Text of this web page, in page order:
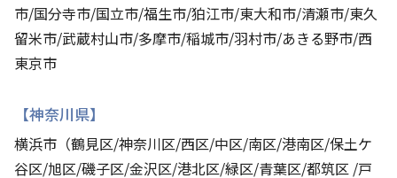
市/国分寺市/国立市/福生市/狛江市/東大和市/清瀬市/東久
留米市/武蔵村山市/多摩市/稲城市/羽村市/あきる野市/西
東京市
【神奈川県】
横浜市（鶴見区/神奈川区/西区/中区/南区/港南区/保土ケ
谷区/旭区/磯子区/金沢区/港北区/緑区/青葉区/都筑区 /戸